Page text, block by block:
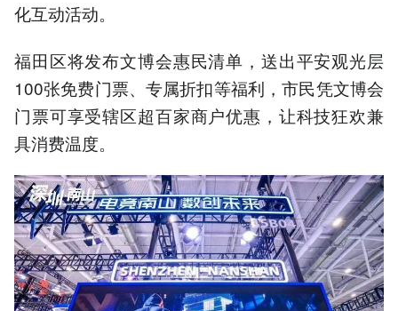
化互动活动。
福田区将发布文博会惠民清单，送出平安观光层
100张免费门票、专属折扣等福利，市民凭文博会
门票可享受辖区超百家商户优惠，让科技狂欢兼
具消费温度。